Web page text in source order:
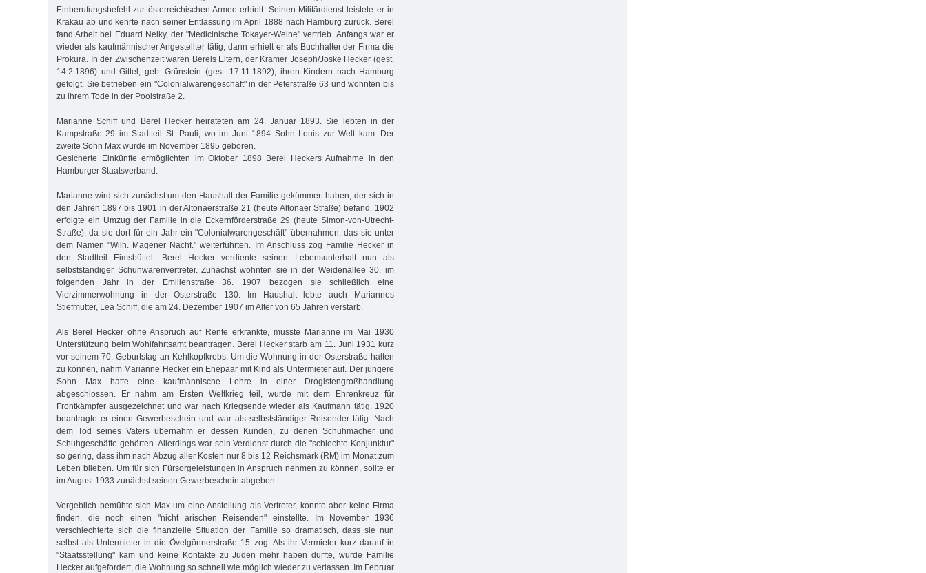
Einberufungsbefehl zur österreichischen Armee erhielt. Seinen Militärdienst leistete er in
Krakau ab und kehrte nach seiner Entlassung im April 1888 nach Hamburg zurück. Berel
fand Arbeit bei Eduard Nelky, der "Medicinische Tokayer-Weine" vertrieb. Anfangs war er
wieder als kaufmännischer Angestellter tätig, dann erhielt er als Buchhalter der Firma die
Prokura. In der Zwischenzeit waren Berels Eltern, der Krämer Joseph/Joske Hecker (gest.
14.2.1896) und Gittel, geb. Grünstein (gest. 17.11.1892), ihren Kindern nach Hamburg
gefolgt. Sie betrieben ein "Colonialwarengeschäft" in der Peterstraße 63 und wohnten bis
zu ihrem Tode in der Poolstraße 2.
Marianne Schiff und Berel Hecker heirateten am 24. Januar 1893. Sie lebten in der
Kampstraße 29 im Stadtteil St. Pauli, wo im Juni 1894 Sohn Louis zur Welt kam. Der
zweite Sohn Max wurde im November 1895 geboren.
Gesicherte Einkünfte ermöglichten im Oktober 1898 Berel Heckers Aufnahme in den
Hamburger Staatsverband.
Marianne wird sich zunächst um den Haushalt der Familie gekümmert haben, der sich in
den Jahren 1897 bis 1901 in der Altonaerstraße 21 (heute Altonaer Straße) befand. 1902
erfolgte ein Umzug der Familie in die Eckernförderstraße 29 (heute Simon-von-Utrecht-
Straße), da sie dort für ein Jahr ein "Colonialwarengeschäft" übernahmen, das sie unter
dem Namen "Wilh. Magener Nachf." weiterführten. Im Anschluss zog Familie Hecker in
den Stadtteil Eimsbüttel. Berel Hecker verdiente seinen Lebensunterhalt nun als
selbstständiger Schuhwarenvertreter. Zunächst wohnten sie in der Weidenallee 30, im
folgenden Jahr in der Emilienstraße 36. 1907 bezogen sie schließlich eine
Vierzimmerwohnung in der Osterstraße 130. Im Haushalt lebte auch Mariannes
Stiefmutter, Lea Schiff, die am 24. Dezember 1907 im Alter von 65 Jahren verstarb.
Als Berel Hecker ohne Anspruch auf Rente erkrankte, musste Marianne im Mai 1930
Unterstützung beim Wohlfahrtsamt beantragen. Berel Hecker starb am 11. Juni 1931 kurz
vor seinem 70. Geburtstag an Kehlkopfkrebs. Um die Wohnung in der Osterstraße halten
zu können, nahm Marianne Hecker ein Ehepaar mit Kind als Untermieter auf. Der jüngere
Sohn Max hatte eine kaufmännische Lehre in einer Drogistengroßhandlung
abgeschlossen. Er nahm am Ersten Weltkrieg teil, wurde mit dem Ehrenkreuz für
Frontkämpfer ausgezeichnet und war nach Kriegsende wieder als Kaufmann tätig. 1920
beantragte er einen Gewerbeschein und war als selbstständiger Reisender tätig. Nach
dem Tod seines Vaters übernahm er dessen Kunden, zu denen Schuhmacher und
Schuhgeschäfte gehörten. Allerdings war sein Verdienst durch die "schlechte Konjunktur"
so gering, dass ihm nach Abzug aller Kosten nur 8 bis 12 Reichsmark (RM) im Monat zum
Leben blieben. Um für sich Fürsorgeleistungen in Anspruch nehmen zu können, sollte er
im August 1933 zunächst seinen Gewerbeschein abgeben.
Vergeblich bemühte sich Max um eine Anstellung als Vertreter, konnte aber keine Firma
finden, die noch einen "nicht arischen Reisenden" einstellte. Im November 1936
verschlechterte sich die finanzielle Situation der Familie so dramatisch, dass sie nun
selbst als Untermieter in die Övelgönnerstraße 15 zog. Als ihr Vermieter kurz darauf in
"Staatsstellung" kam und keine Kontakte zu Juden mehr haben durfte, wurde Familie
Hecker aufgefordert, die Wohnung so schnell wie möglich wieder zu verlassen. Im Februar